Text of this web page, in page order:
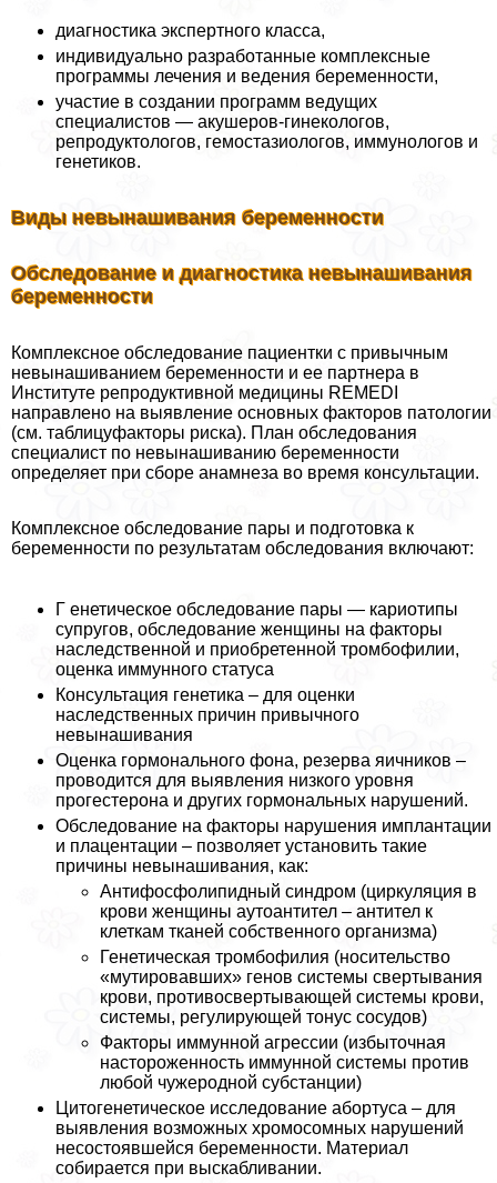
диагностика экспертного класса,
индивидуально разработанные комплексные
программы лечения и ведения беременности,
участие в создании программ ведущих
специалистов — акушеров-гинекологов,
репродуктологов, гемостазиологов, иммунологов и
генетиков.
Виды невынашивания беременности
Обследование и диагностика невынашивания
беременности
Комплексное обследование пациентки с привычным
невынашиванием беременности и ее партнера в
Институте репродуктивной медицины REMEDI
направлено на выявление основных факторов патологии
(см. таблицуфакторы риска). План обследования
специалист по невынашиванию беременности
определяет при сборе анамнеза во время консультации.
Комплексное обследование пары и подготовка к
беременности по результатам обследования включают:
Г енетическое обследование пары — кариотипы
супругов, обследование женщины на факторы
наследственной и приобретенной тромбофилии,
оценка иммунного статуса
Консультация генетика – для оценки
наследственных причин привычного
невынашивания
Оценка гормонального фона, резерва яичников –
проводится для выявления низкого уровня
прогестерона и других гормональных нарушений.
Обследование на факторы нарушения имплантации
и плацентации – позволяет установить такие
причины невынашивания, как:
Антифосфолипидный синдром (циркуляция в
крови женщины аутоантител – антител к
клеткам тканей собственного организма)
Генетическая тромбофилия (носительство
«мутировавших» генов системы свертывания
крови, противосвертывающей системы крови,
системы, регулирующей тонус сосудов)
Факторы иммунной агрессии (избыточная
настороженность иммунной системы против
любой чужеродной субстанции)
Цитогенетическое исследование aбopтуса – для
выявления возможных хромосомных нарушений
несостоявшейся беременности. Материал
собирается при выскабливании.